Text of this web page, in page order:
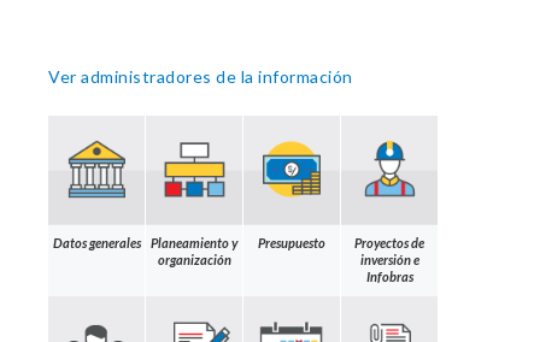
Ver administradores de la información
Datos generales
Planeamiento y
organización
Presupuesto
Proyectos de
inversión e
Infobras